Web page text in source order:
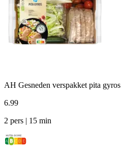
AH Gesneden verspakket pita gyros
6.99
2 pers | 15 min